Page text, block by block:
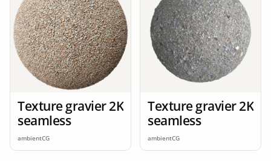
Texture gravier 2K
seamless
ambientCG
Texture gravier 2K
seamless
ambientCG